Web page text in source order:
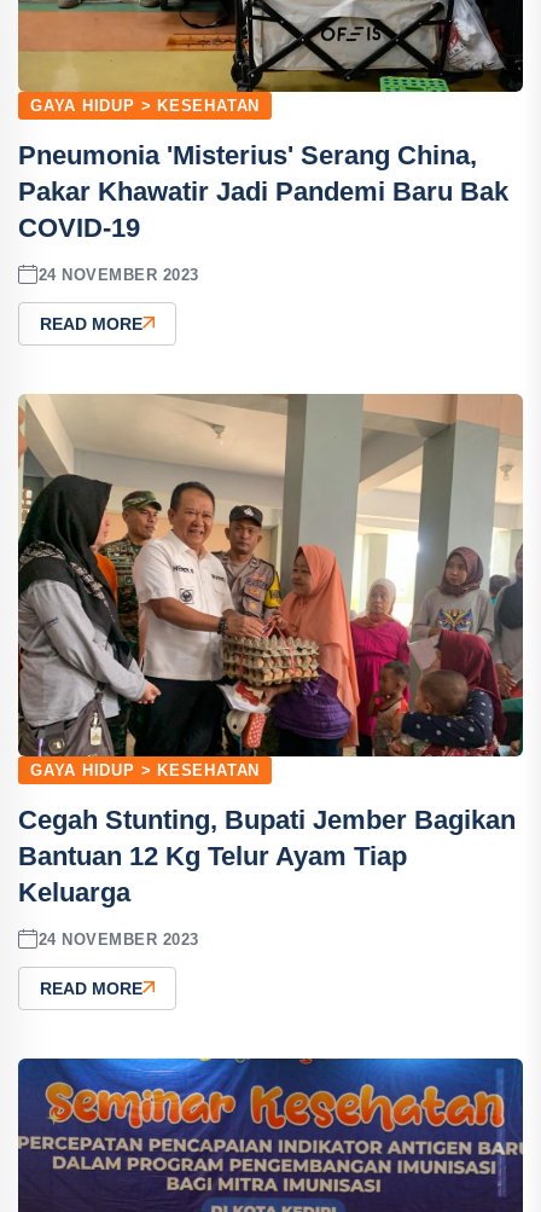
GAYA HIDUP > KESEHATAN
Pneumonia 'Misterius' Serang China,
Pakar Khawatir Jadi Pandemi Baru Bak
COVID-19
24 NOVEMBER 2023
READ MORE
GAYA HIDUP > KESEHATAN
Cegah Stunting, Bupati Jember Bagikan
Bantuan 12 Kg Telur Ayam Tiap
Keluarga
24 NOVEMBER 2023
READ MORE